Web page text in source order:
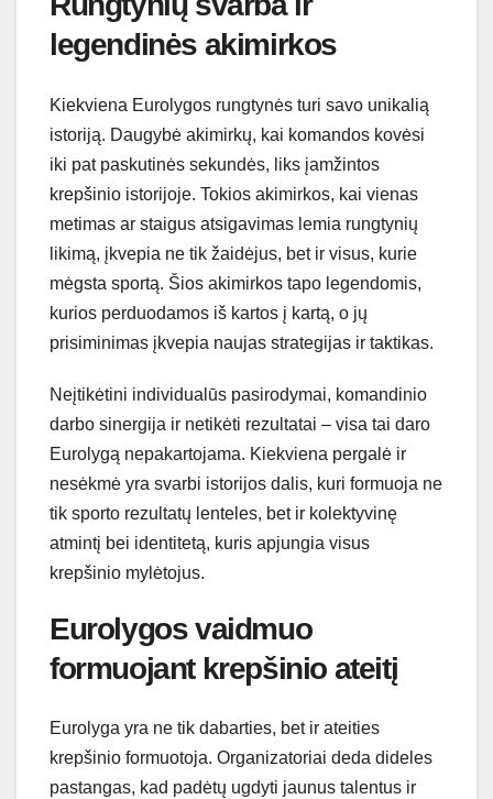
legendinės akimirkos
Kiekviena Eurolygos rungtynės turi savo unikalią
istoriją. Daugybė akimirkų, kai komandos kovėsi
iki pat paskutinės sekundės, liks įamžintos
krepšinio istorijoje. Tokios akimirkos, kai vienas
metimas ar staigus atsigavimas lemia rungtynių
likimą, įkvepia ne tik žaidėjus, bet ir visus, kurie
mėgsta sportą. Šios akimirkos tapo legendomis,
kurios perduodamos iš kartos į kartą, o jų
prisiminimas įkvepia naujas strategijas ir taktikas.
Neįtikėtini individualūs pasirodymai, komandinio
darbo sinergija ir netikėti rezultatai – visa tai daro
Eurolygą nepakartojama. Kiekviena pergalė ir
nesėkmė yra svarbi istorijos dalis, kuri formuoja ne
tik sporto rezultatų lenteles, bet ir kolektyvinę
atmintį bei identitetą, kuris apjungia visus
krepšinio mylėtojus.
Eurolygos vaidmuo
formuojant krepšinio ateitį
Eurolyga yra ne tik dabarties, bet ir ateities
krepšinio formuotoja. Organizatoriai deda dideles
pastangas, kad padėtų ugdyti jaunus talentus ir